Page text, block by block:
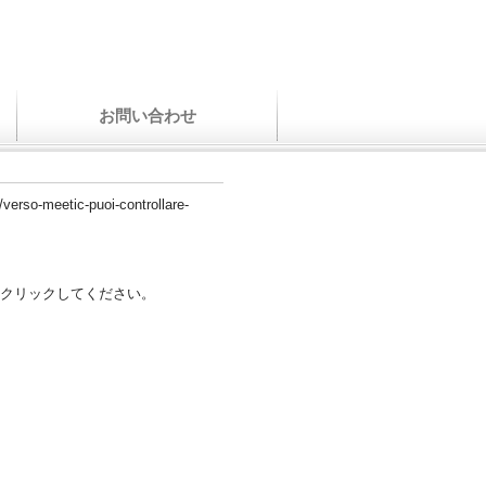
お問い合わせ
meetic-puoi-controllare-
リックしてください。